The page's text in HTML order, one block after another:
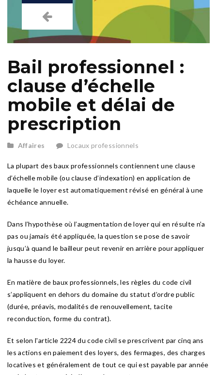
Bail professionnel :
clause d’échelle
mobile et délai de
prescription
Affaires Locaux professionnels
La plupart des baux professionnels contiennent une clause
d’échelle mobile (ou clause d’indexation) en application de
laquelle le loyer est automatiquement révisé en général à une
échéance annuelle.
Dans l’hypothèse où l’augmentation de loyer qui en résulte n’a
pas ou jamais été appliquée, la question se pose de savoir
jusqu’à quand le bailleur peut revenir en arrière pour appliquer
la hausse du loyer.
En matière de baux professionnels, les règles du code civil
s’appliquent en dehors du domaine du statut d’ordre public
(durée, préavis, modalités de renouvellement, tacite
reconduction, forme du contrat).
Et selon l'article 2224 du code civil se prescrivent par cinq ans
les actions en paiement des loyers, des fermages, des charges
locatives et généralement de tout ce qui est payable par année